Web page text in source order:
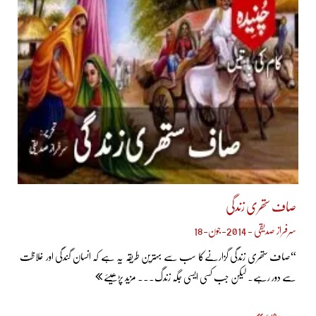
صاف ستھری زندگی
سرفراز صدیقی - 2014-جون-18
“صاف ستھری زندگی گزارنےکا سب سے بہترین طریقہ یہ ہے کہ انسان گندگی اور غلاظت
سے دور رہے۔ لیکن جب کسی ایسی جگہ زندگ... مزید پڑھیئے